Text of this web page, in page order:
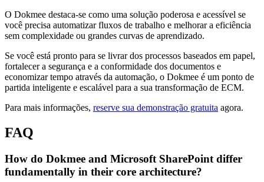
O Dokmee destaca-se como uma solução poderosa e acessível se
você precisa automatizar fluxos de trabalho e melhorar a eficiência
sem complexidade ou grandes curvas de aprendizado.
Se você está pronto para se livrar dos processos baseados em papel,
fortalecer a segurança e a conformidade dos documentos e
economizar tempo através da automação, o Dokmee é um ponto de
partida inteligente e escalável para a sua transformação de ECM.
Para mais informações, reserve sua demonstração gratuita agora.
FAQ
How do Dokmee and Microsoft SharePoint differ
fundamentally in their core architecture?